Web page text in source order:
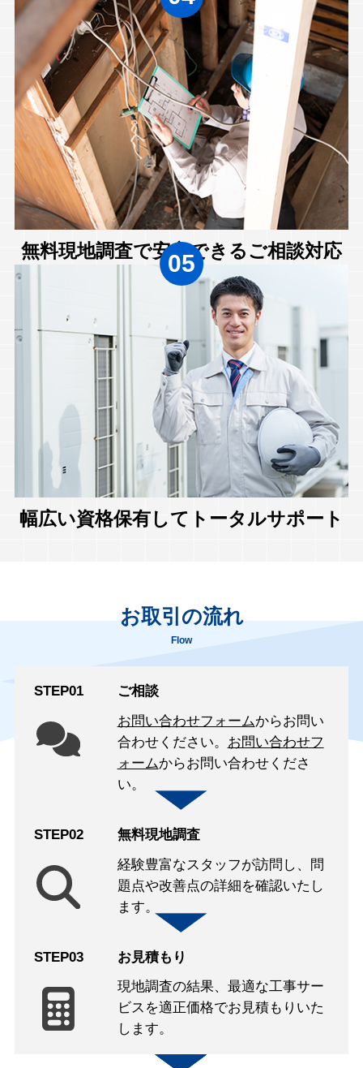
無料現地調査で安心できるご相談対応
05
幅広い資格保有してトータルサポート
お取引の流れ
Flow
STEP01
ご相談
お問い合わせフォームからお問い
合わせください。 お問い合わせフ
ォームからお問い合わせくださ
い。
STEP02
無料現地調査
経験豊富なスタッフが訪問し、問
題点や改善点の詳細を確認いたし
ます。
STEP03
お見積もり
現地調査の結果、最適な工事サー
ビスを適正価格でお見積もりいた
します。